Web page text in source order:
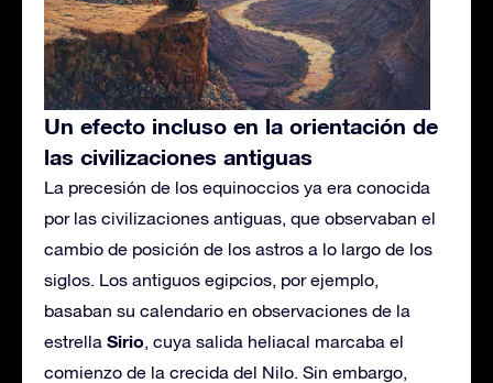
Un efecto incluso en la orientación de
las civilizaciones antiguas
La precesión de los equinoccios ya era conocida
por las civilizaciones antiguas, que observaban el
cambio de posición de los astros a lo largo de los
siglos. Los antiguos egipcios, por ejemplo,
basaban su calendario en observaciones de la
estrella Sirio, cuya salida heliacal marcaba el
comienzo de la crecida del Nilo. Sin embargo,